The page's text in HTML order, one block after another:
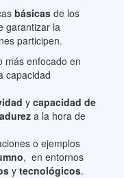
básicas de los
garantizar la
participen.
más enfocado en
capacidad
y capacidad de
a la hora de
o ejemplos
, en entornos
y tecnológicos.